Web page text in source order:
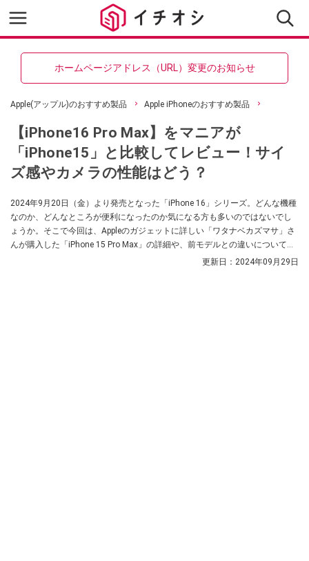
ホームページアドレス（URL）変更のお知らせ
Apple(アップル)のおすすめ製品 Apple iPhoneのおすすめ製品
【iPhone16 Pro Max】をマニアが
「iPhone15」と比較してレビュー！サイ
ズ感やカメラの性能はどう？
2024年9月20日（金）より発売となった「iPhone 16」シリーズ。どんな機種
なのか、どんなところが便利になったのか気になる方も多いのではないでし
ょうか。そこで今回は、Appleのガジェットに詳しい「ワタナベカズマサ」さ
んが購入した「iPhone 15 Pro Max」の詳細や、前モデルとの違いについて解
説してくれました。買い替えを検討されている方はぜひ参考にしてみてくだ
更新日： 2024年09月29日